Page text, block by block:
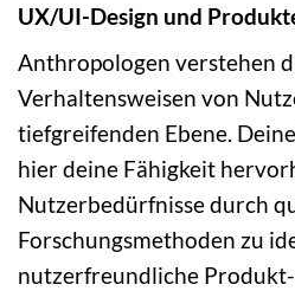
UX/UI-Design und
Anthropologen verstehen
Verhaltensweisen von
tiefgreifenden Ebene.
hier deine Fähigkeit
Nutzerbedürfnisse durch
Forschungsmethoden zu
nutzerfreundliche